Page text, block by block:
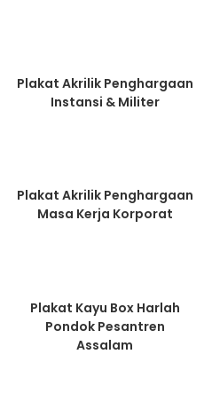
Plakat Akrilik Penghargaan
Instansi & Militer
Plakat Akrilik Penghargaan
Masa Kerja Korporat
Plakat Kayu Box Harlah
Pondok Pesantren
Assalam